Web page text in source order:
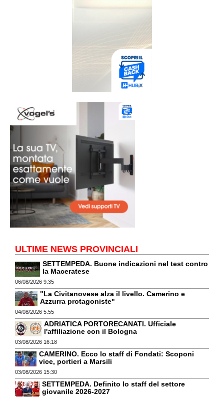
ULTIME NEWS PROVINCIALI
SETTEMPEDA. Buone indicazioni nel test contro
la Maceratese
06/08/2026 9:35
"La Civitanovese alza il livello. Camerino e
Azzurra protagoniste"
04/08/2026 5:55
ADRIATICA PORTORECANATI. Ufficiale
l'affiliazione con il Bologna
03/08/2026 16:18
CAMERINO. Ecco lo staff di Fondati: Scoponi
vice, portieri a Marsili
03/08/2026 15:30
SETTEMPEDA. Definito lo staff del settore
giovanile 2026-2027